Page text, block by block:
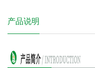
产品说明